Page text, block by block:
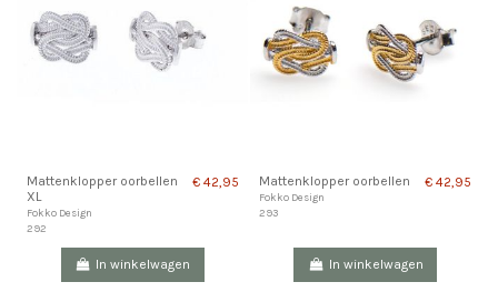
Mattenklopper oorbellen
XL
Fokko Design
292
€ 42,95
In winkelwagen
Mattenklopper oorbellen
Fokko Design
293
€ 42,95
In winkelwagen